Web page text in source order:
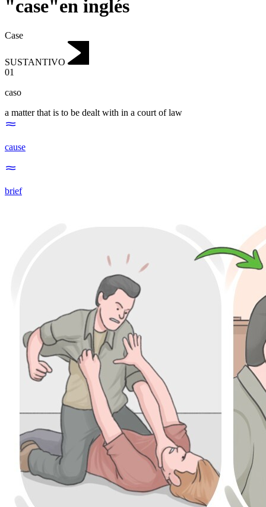
"case"en inglés
Case
SUSTANTIVO
01
caso
a matter that is to be dealt with in a court of law
cause
brief